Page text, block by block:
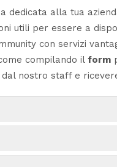
dedicata alla tua
utili per essere a
con servizi
compilando il form
nostro staff e